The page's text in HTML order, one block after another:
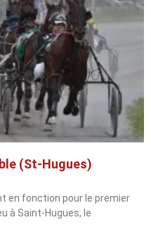
(St-Hugues)
en fonction pour le premier
à Saint-Hugues, le